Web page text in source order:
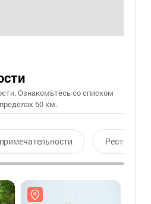
Ознакомьтесь со списком
50 км.
Ресторан